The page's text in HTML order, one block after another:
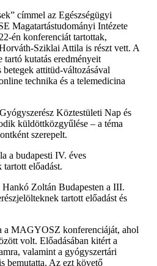
címmel az Egészségügyi
Magatartástudományi Intézete
én konferenciát tartottak,
Sziklai Attila is részt vett. A
kutatás eredményeit
attitüd-változásával
technika és a telemedicina
Köztestületi Nap és
küldöttközgyűlése – a téma
szerepelt.
a budapesti IV. éves
tartott előadást.
Hankó Zoltán Budapesten a III.
tartott előadást és
a MAGYOSZ konferenciáját, ahol
volt. Előadásában kitért a
valamint a gyógyszertári
bemutatta. Az ezt követő